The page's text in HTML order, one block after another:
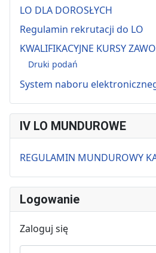
LO DLA DOROSŁYCH
Regulamin rekrutacji do LO
KWALIFIKACYJNE KURSY
Druki podań
System naboru
IV LO MUNDUROWE
REGULAMIN MUNDUROWY
Logowanie
Zaloguj się